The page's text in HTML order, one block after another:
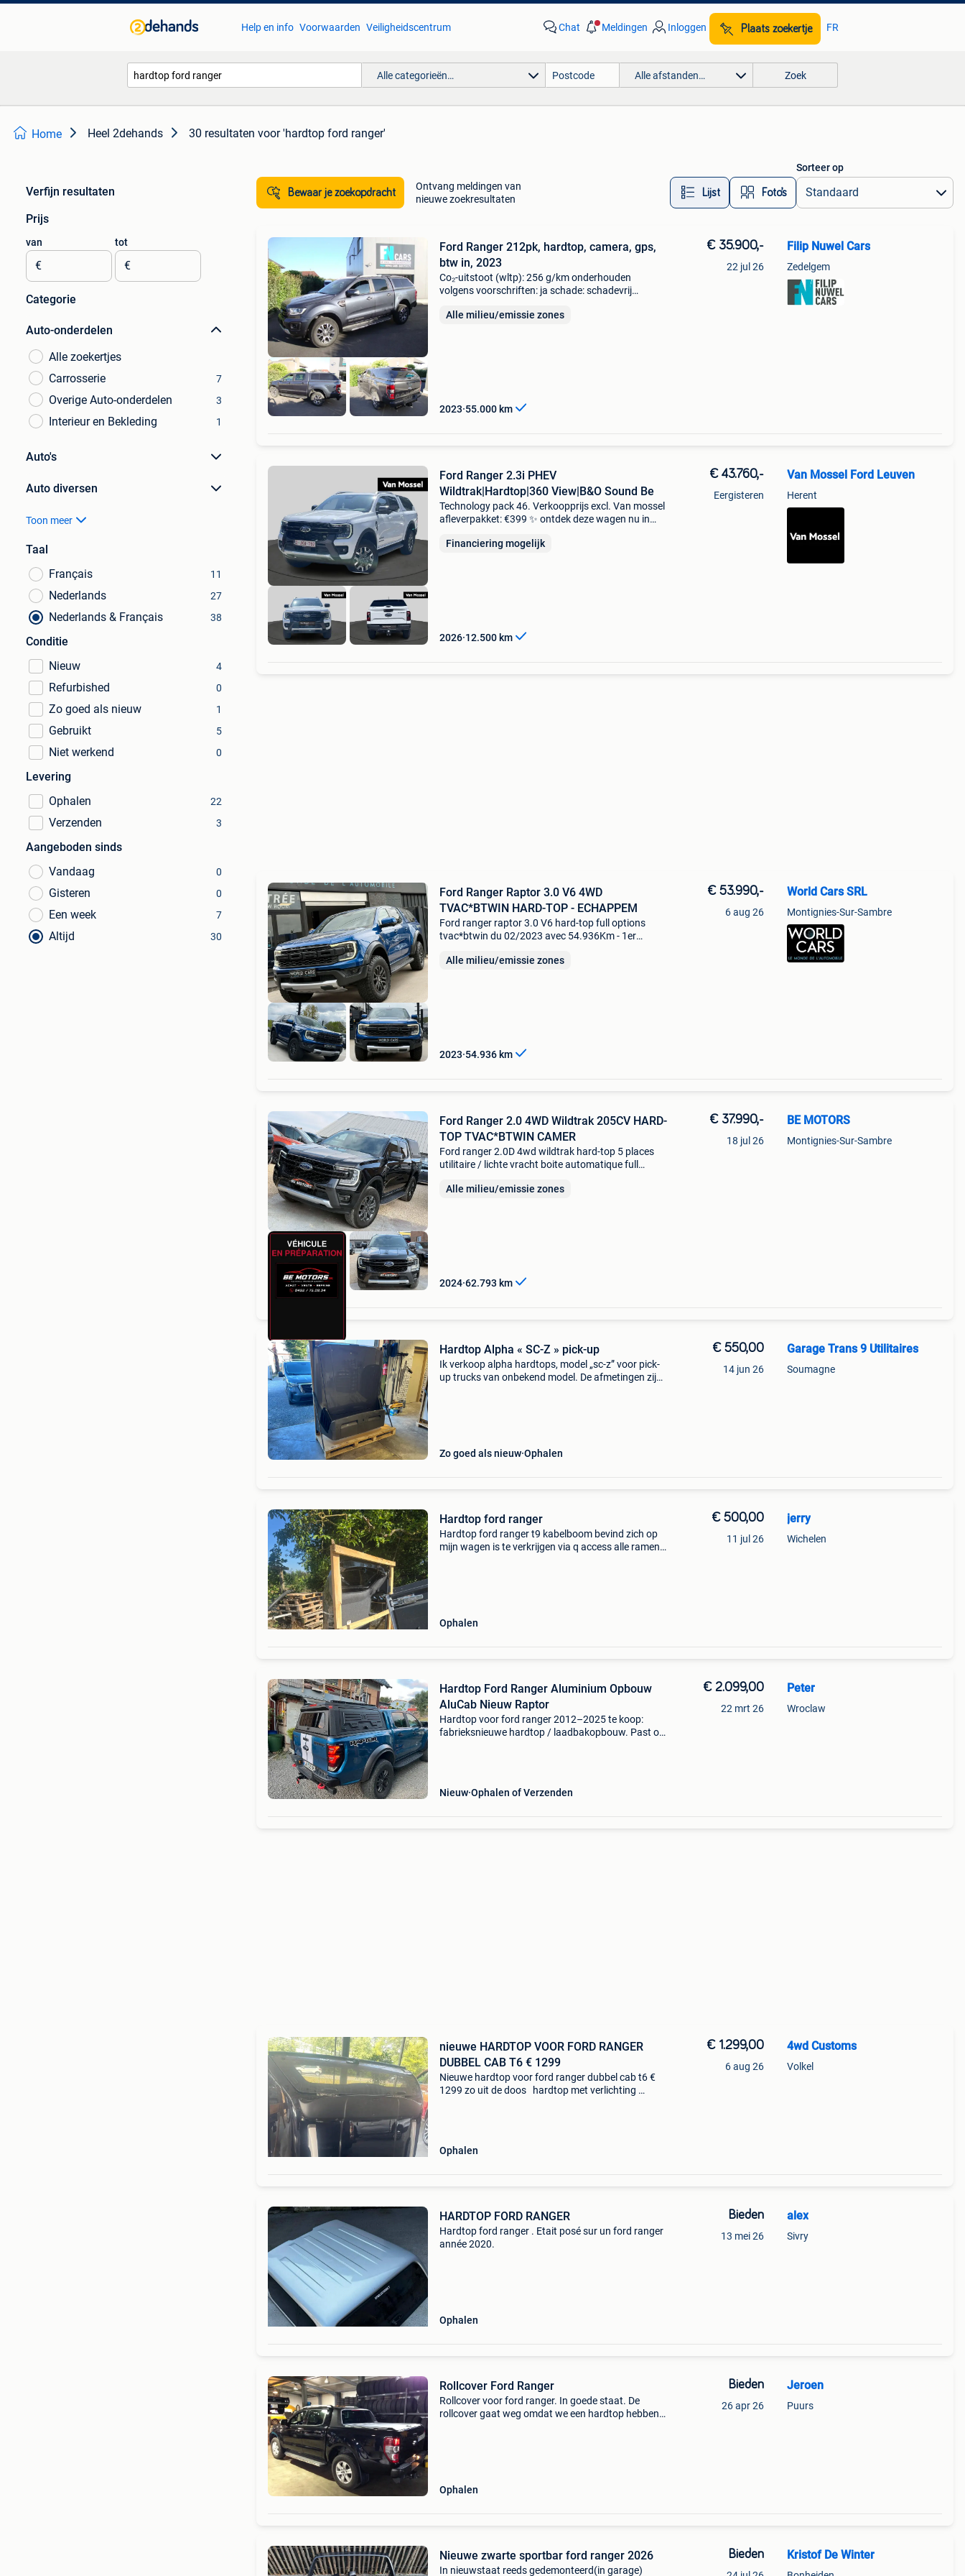
Help en info Voorwaarden Veiligheidscentrum Chat Meldingen Inloggen Plaats zoekertje FR
Alle categorieën… Alle afstanden… Zoek
Home Heel 2dehands 30 resultaten voor 'hardtop ford ranger'
Verfijn resultaten
Prijs
van
€
tot
€
Categorie
Auto-onderdelen
Alle zoekertjes
Carrosserie
7
Overige Auto-onderdelen 3
Interieur en Bekleding 1
Auto's
Auto diversen
Toon meer
Taal
Français
11
Nederlands 27
Nederlands & Français 38
Conditie
Nieuw
4
Refurbished 0
Zo goed als nieuw 1
Gebruikt 5
Niet werkend 0
Levering
Ophalen
22
Verzenden 3
Aangeboden sinds
Vandaag
0
Gisteren 0
Een week 7
Altijd 30
Bewaar je zoekopdracht
Ontvang meldingen van
nieuwe zoekresultaten
Lijst Foto’s
Sorteer op
Ford Ranger 212pk, hardtop, camera, gps,
btw in, 2023
Co₂-uitstoot (wltp): 256 g/km onderhouden
volgens voorschriften: ja schade: schadevrij
4x4 = 4wd = vierwielaandrijving ... 22/02/2023 ....
Alle milieu/emissie zones
2023 55.000km
€ 35.900,-
22 jul 26
Filip Nuwel Cars
Zedelgem
Ford Ranger 2.3i PHEV
Wildtrak|Hardtop|360 View|B&O Sound Be
Technology pack 46. Verkoopprijs excl. Van mossel
afleverpakket: €399 ✨ ontdek deze wagen nu in
een vrijblijvende proefrit! Onze ervaren sales
Financiering mogelijk
2026 12.500km
€ 43.760,-
Eergisteren
Van Mossel Ford Leuven
Herent
Ford Ranger Raptor 3.0 V6 4WD
TVAC*BTWIN HARD-TOP - ECHAPPEM
Ford ranger raptor 3.0 V6 hard-top full options
tvac*btwin du 02/2023 avec 54.936Km - 1er
d&#39;entretien à jour ! - Véhicule en état neuf,...
Alle milieu/emissie zones
2023 54.936km
€ 53.990,-
6 aug 26
World Cars SRL
Montignies-Sur-Sambre
Ford Ranger 2.0 4WD Wildtrak 205CV HARD-
TOP TVAC*BTWIN CAMER
Ford ranger 2.0D 4wd wildtrak hard-top 5 places
utilitaire / lichte vracht boite automatique full
ranger 2.0 4Wd wildtrak 205cv hard-top tvacbtwin
Alle milieu/emissie zones
2024 62.793 km
€ 37.990,-
18 jul 26
BE MOTORS
Montignies-Sur-Sambre
Hardtop Alpha « SC-Z » pick-up
Ik verkoop alpha hardtops, model „sc-z” voor pick-
up trucks van onbekend model. De afmetingen zijn:
Zo goed als nieuw Ophalen
€ 550,00
14 jun 26
Garage Trans 9 Utilitaires
Soumagne
Hardtop ford ranger
Hardtop ford ranger t9 kabelboom bevind zich op
mijn wagen is te verkrijgen via q access alle ramen
Ophalen
€ 500,00
11 jul 26
jerry
Wichelen
Hardtop Ford Ranger Aluminium Opbouw
AluCab Nieuw Raptor
Hardtop voor ford ranger 2012–2025 te koop:
fabrieksnieuwe hardtop / laadbakopbouw. Past op
Nieuw Ophalen of Verzenden
€ 2.099,00
22 mrt 26
Peter
Wroclaw
nieuwe HARDTOP VOOR FORD RANGER
DUBBEL CAB T6 € 1299
Nieuwe hardtop voor ford ranger dubbel cab t6 €
1299 zo uit de doos hardtop met verlichting
Ophalen
€ 1.299,00
6 aug 26
4wd Customs
Volkel
HARDTOP FORD RANGER
Hardtop ford ranger . Etait posé sur un ford ranger
année 2020.
Ophalen
Bieden
13 mei 26
alex
Sivry
Rollcover Ford Ranger
Rollcover voor ford ranger. In goede staat. De
rollcover gaat weg omdat we een hardtop hebben
Ophalen
Bieden
26 apr 26
Jeroen
Puurs
Nieuwe zwarte sportbar ford ranger 2026
In nieuwstaat reeds gedemonteerd(in garage)
Bieden Kristof De Winter